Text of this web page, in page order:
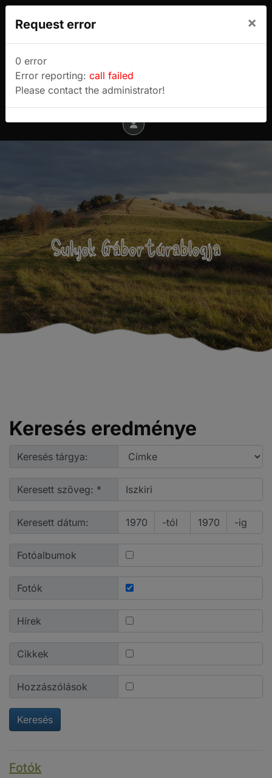
Sulyok Gábor túrablogja
Menu
Sulyok Gábor túrablogja
Keresés eredménye
Keresés tárgya:
Keresett szöveg: *
Keresett dátum: -tól -ig
Fotóalbumok
Fotók
Hírek
Cikkek
Hozzászólások
Keresés
Fotók
Request error ×
0 error
Error reporting: call failed
Please contact the administrator!